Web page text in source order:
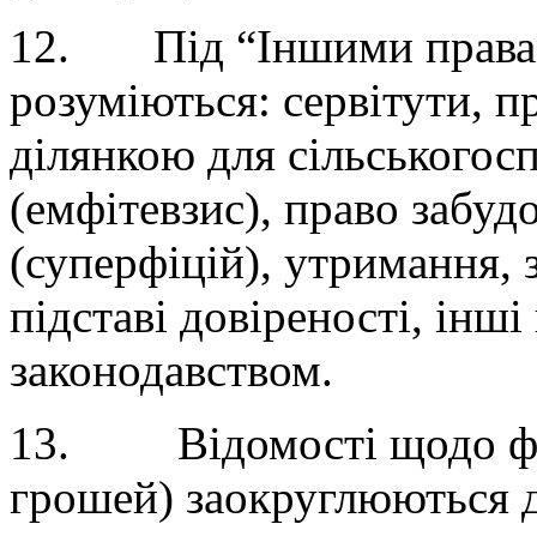
12. Під “Іншими
розуміються: сервітути,
ділянкою для
(емфітевзис), право
(суперфіцій), утримання,
підставі довіреності,
законодавством.
13. Відомості щодо
грошей) заокруглюються